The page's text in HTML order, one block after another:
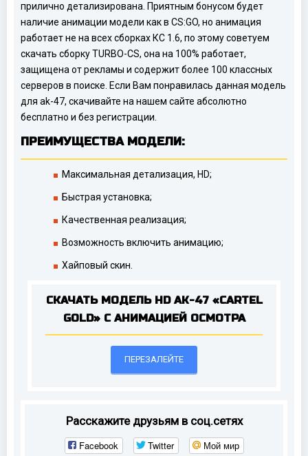
прилично детализирована. Приятным бонусом будет
наличие анимации модели как в CS:GO, но анимация
работает не на всех сборках КС 1.6, по этому советуем
скачать сборку TURBO-CS, она на 100% работает,
защищена от рекламы и содержит более 100 классных
серверов в поиске. Если Вам понравилась данная модель
для ak-47, скачивайте на нашем сайте абсолютно
бесплатно и без регистрации.
ПРЕИМУЩЕСТВА МОДЕЛИ:
Максимальная детализация, HD;
Быстрая установка;
Качественная реализация;
Возможность включить анимацию;
Хайповый скин.
СКАЧАТЬ МОДЕЛЬ HD AK-47 «CARTEL
GOLD» С АНИМАЦИЕЙ ОСМОТРА
ПЕРЕЗАЛЕЙТЕ
Расскажите друзьям в соц.сетях
Facebook Twitter
Мой мир